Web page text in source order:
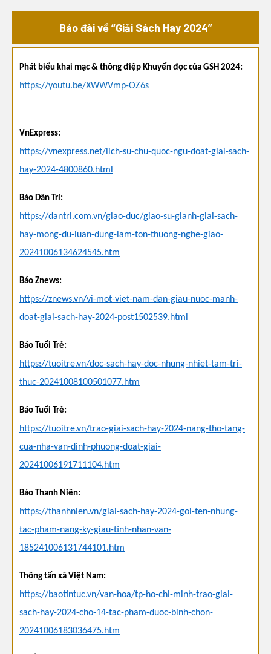
Báo đài về “Giải Sách Hay 2024”
Phát biểu khai mạc & thông điệp Khuyến đọc của GSH 2024:
https://youtu.be/XWWVmp-OZ6s
VnExpress:
https://vnexpress.net/lich-su-chu-quoc-ngu-doat-giai-sach-
hay-2024-4800860.html
Báo Dân Trí:
https://dantri.com.vn/giao-duc/giao-su-gianh-giai-sach-
hay-mong-du-luan-dung-lam-ton-thuong-nghe-giao-
20241006134624545.htm
Báo Znews:
https://znews.vn/vi-mot-viet-nam-dan-giau-nuoc-manh-
doat-giai-sach-hay-2024-post1502539.html
Báo Tuổi Trẻ:
https://tuoitre.vn/doc-sach-hay-doc-nhung-nhiet-tam-tri-
thuc-20241008100501077.htm
Báo Tuổi Trẻ:
https://tuoitre.vn/trao-giai-sach-hay-2024-nang-tho-tang-
cua-nha-van-dinh-phuong-doat-giai-
20241006191711104.htm
Báo Thanh Niên:
https://thanhnien.vn/giai-sach-hay-2024-goi-ten-nhung-
tac-pham-nang-ky-giau-tinh-nhan-van-
185241006131744101.htm
Thông tấn xã Việt Nam:
https://baotintuc.vn/van-hoa/tp-ho-chi-minh-trao-giai-
sach-hay-2024-cho-14-tac-pham-duoc-binh-chon-
20241006183036475.htm